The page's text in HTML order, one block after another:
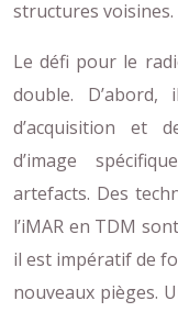
structures voisines.
Le défi pour le
double.
d’acquisition et
d’image
artefacts. Des
l’iMAR en TDM
il est impératif de
nouveaux pièges.